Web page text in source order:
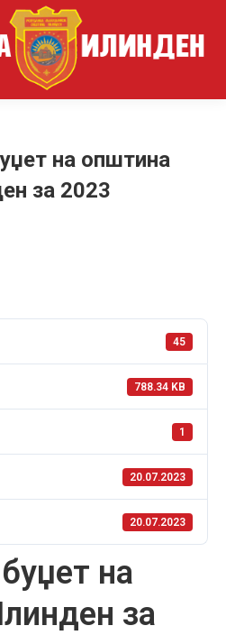
на општина
за 2023
45
788.34 KB
1
20.07.2023
20.07.2023
на
за